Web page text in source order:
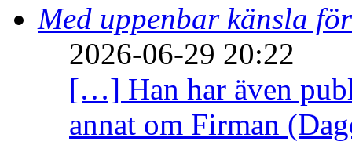
Med uppenbar känsla
2026-06-29 20:22
[…] Han har även
annat om Firman